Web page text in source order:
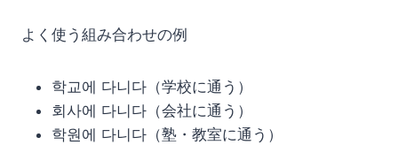
よく使う組み合わせの例
학교에 다니다（学校に通う）
회사에 다니다（会社に通う）
학원에 다니다（塾・教室に通う）